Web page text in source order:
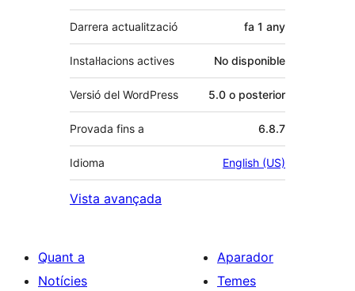
Darrera actualització fa 1 any
Instal·lacions actives No disponible
Versió del WordPress 5.0 o posterior
Provada fins a 6.8.7
Idioma English (US)
Vista avançada
Quant a
Notícies
Aparador
Temes